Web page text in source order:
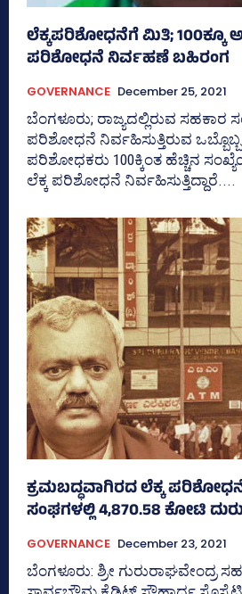
ಲೆಕ್ಕಪರಿಶೋಧನೆಗೆ ಮಿತಿ; 100ಕ್ಕೂ
ಪರಿಶೋಧನೆ ನಿರ್ವಹಣೆ ಬಹಿರಂಗ
GOVERNANCE December 25, 2021
ಬೆಂಗಳೂರು; ರಾಜ್ಯದಲ್ಲಿರುವ ಸಹಕಾರ
ಪರಿಶೋಧನೆ ನಿರ್ವಹಿಸುತ್ತಿರುವ ಒಬ್ಬೊಬ್ಬ
ಪರಿಶೋಧಕರು 100ಕ್ಕಿಂತ ಹೆಚ್ಚಿನ
ಲೆಕ್ಕ ಪರಿಶೋಧನೆ ನಿರ್ವಹಿಸುತ್ತಿದ್ದಾರೆ....
ಕ್ರಮಬದ್ಧವಾಗಿರದ ಲೆಕ್ಕ
ಸಂಘಗಳಲ್ಲಿ 4,870.58 ಕೋಟಿ
GOVERNANCE December 23, 2021
ಬೆಂಗಳೂರು: ಶ್ರೀ ಗುರುರಾಘವೇಂದ್ರ